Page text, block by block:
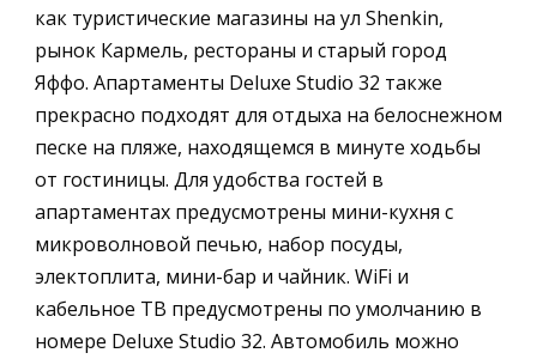
как туристические магазины на ул Shenkin,
рынок Кармель, рестораны и старый город
Яффо. Апартаменты Deluxe Studio 32 также
прекрасно подходят для отдыха на белоснежном
песке на пляже, находящемся в минуте ходьбы
от гостиницы. Для удобства гостей в
апартаментах предусмотрены мини-кухня с
микроволновой печью, набор посуды,
электоплита, мини-бар и чайник. WiFi и
кабельное ТВ предусмотрены по умолчанию в
номере Deluxe Studio 32. Автомобиль можно